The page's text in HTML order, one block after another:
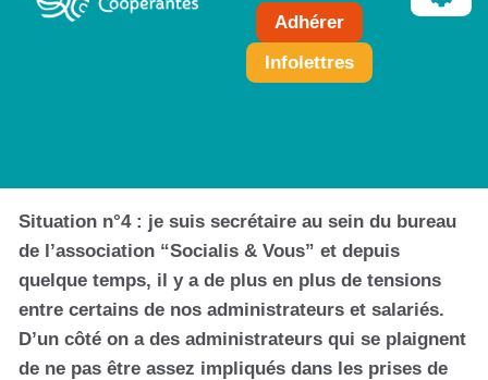
Adhérer
Infolettres
Situation n°4 : je suis secrétaire au sein du bureau
de l’association “Socialis & Vous” et depuis
quelque temps, il y a de plus en plus de tensions
entre certains de nos administrateurs et salariés.
D’un côté on a des administrateurs qui se plaignent
de ne pas être assez impliqués dans les prises de